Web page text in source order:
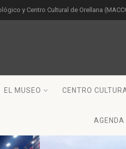
y Centro Cultural de Orellana
EL MUSEO CENTRO
AGENDA